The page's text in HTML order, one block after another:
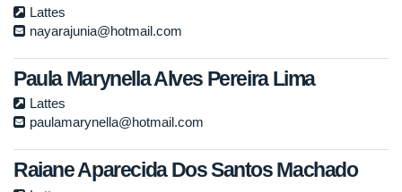
Lattes
nayarajunia@hotmail.com
Paula Marynella Alves Pereira Lima
Lattes
paulamarynella@hotmail.com
Raiane Aparecida Dos Santos Machado